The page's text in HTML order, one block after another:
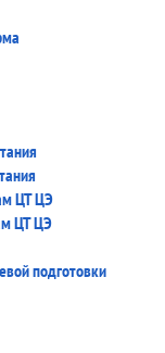
ЦТ ЦЭ
ЦТ ЦЭ
подготовки